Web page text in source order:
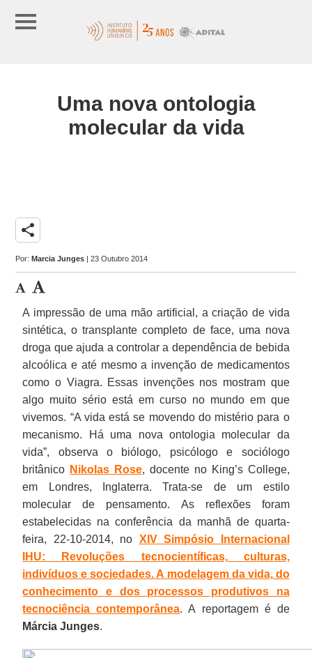
Uma nova ontologia
molecular da vida
share
Por:Marcia Junges | 23 Outubro 2014
A impressão de uma mão artificial, a criação de vida
sintética, o transplante completo de face, uma nova
droga que ajuda a controlar a dependência de bebida
alcoólica e até mesmo a invenção de medicamentos
como o Viagra. Essas invenções nos mostram que
algo muito sério está em curso no mundo em que
vivemos. “A vida está se movendo do mistério para o
mecanismo. Há uma nova ontologia molecular da
vida”, observa o biólogo, psicólogo e sociólogo
britânico Nikolas Rose, docente no King’s College,
em Londres, Inglaterra. Trata-se de um estilo
molecular de pensamento. As reflexões foram
estabelecidas na conferência da manhã de quarta-
feira, 22-10-2014, no XIV Simpósio Internacional
IHU: Revoluções tecnocientíficas, culturas,
indivíduos e sociedades. A modelagem da vida, do
conhecimento e dos processos produtivos na
tecnociência contemporânea. A reportagem é de
Márcia Junges.